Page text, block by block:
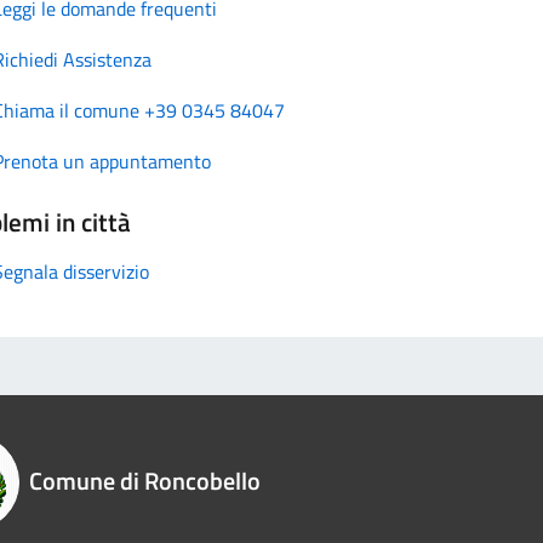
le domande frequenti
Assistenza
il comune +39 0345 84047
un appuntamento
in città
disservizio
Comune di Roncobello